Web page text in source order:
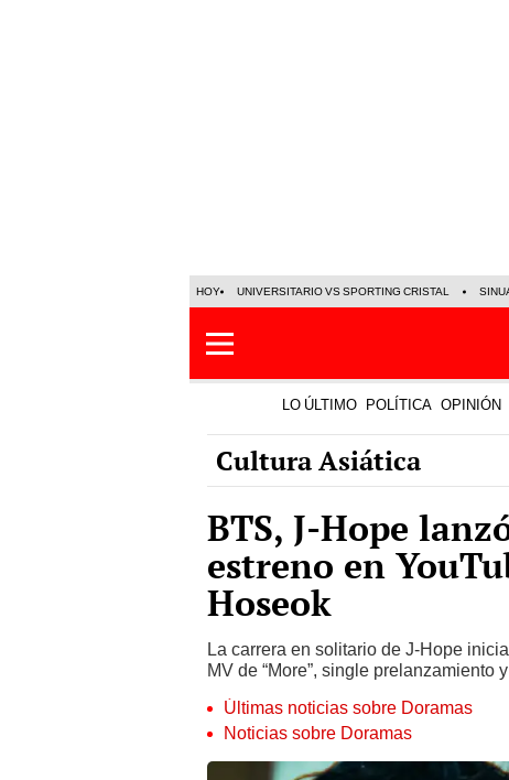
HOY UNIVERSITARIO VS SPORTING CRISTAL
LO ÚLTIMO POLÍTICA OPINIÓN
Cultura Asiática
BTS, J-Hope
estreno en
Hoseok
La carrera en solitario de J-Hope
MV de “More”, single prelanzamiento
Últimas noticias sobre Doramas
Noticias sobre Doramas